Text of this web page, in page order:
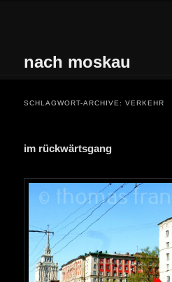
nach moskau
SCHLAGWORT-ARCHIVE:VERKEHR
im rückwärtsgang